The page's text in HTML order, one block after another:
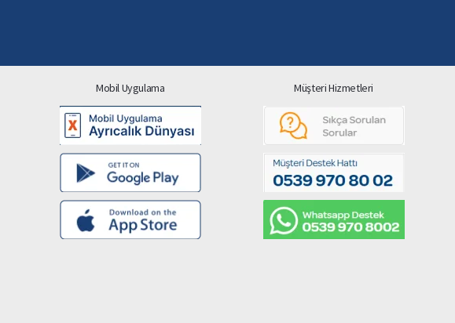
Mobil Uygulama Müşteri Hizmetleri